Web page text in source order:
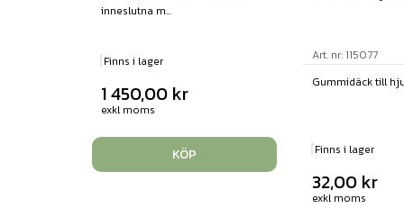
inneslutna m...
Finns i lager
1 450,00 kr
exkl moms
KÖP
Art. nr: 115077
Gummidäck till
Finns i lager
32,00 kr
exkl moms